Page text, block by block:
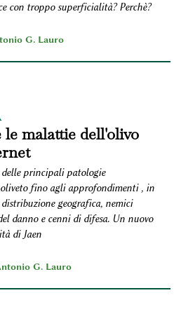
con troppo superficialità? Perchè?
G. Lauro
le malattie dell'olivo
principali patologie
oliveto fino agli approfondimenti , in
geografica, nemici
danno e cenni di difesa. Un nuovo
di Jaen
G. Lauro